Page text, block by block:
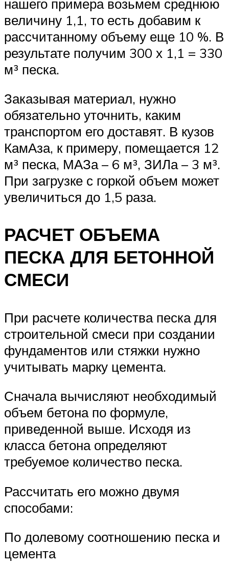
нашего примера возьмем среднюю
величину 1,1, то есть добавим к
рассчитанному объему еще 10 %. В
результате получим 300 х 1,1 = 330
м³ песка.
Заказывая материал, нужно
обязательно уточнить, каким
транспортом его доставят. В кузов
КамАза, к примеру, помещается 12
м³ песка, МАЗа – 6 м³, ЗИЛа – 3 м³.
При загрузке с горкой объем может
увеличиться до 1,5 раза.
РАСЧЕТ ОБЪЕМА
ПЕСКА ДЛЯ БЕТОННОЙ
СМЕСИ
При расчете количества песка для
строительной смеси при создании
фундаментов или стяжки нужно
учитывать марку цемента.
Сначала вычисляют необходимый
объем бетона по формуле,
приведенной выше. Исходя из
класса бетона определяют
требуемое количество песка.
Рассчитать его можно двумя
способами:
По долевому соотношению песка и
цемента